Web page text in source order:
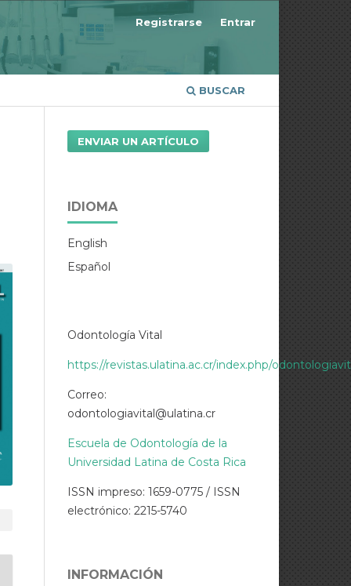
BUSCAR
Registrarse Entrar
ENVIAR UN ARTÍCULO
IDIOMA
English
Español
Odontología Vital
https://revistas.ulatina.ac.cr/index.php/
Correo:
odontologiavital@ulatina.cr
Escuela de Odontología de la
Universidad Latina de Costa Rica
ISSN impreso: 1659-0775 / ISSN
electrónico: 2215-5740
INFORMACIÓN